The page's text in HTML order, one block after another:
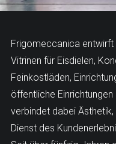
Frigomeccanica entwirft
Vitrinen für Eisdielen,
Feinkostläden,
öffentliche
verbindet dabei
Dienst des